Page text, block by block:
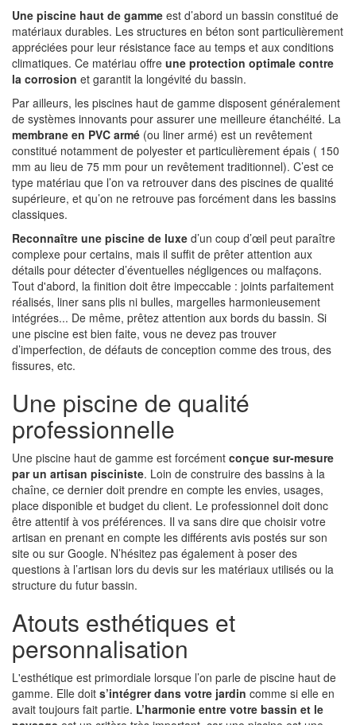
Une piscine haut de gamme est d’abord un bassin constitué de
matériaux durables. Les structures en béton sont particulièrement
appréciées pour leur résistance face au temps et aux conditions
climatiques. Ce matériau offre une protection optimale contre
la corrosion et garantit la longévité du bassin.
Par ailleurs, les piscines haut de gamme disposent généralement
de systèmes innovants pour assurer une meilleure étanchéité. La
membrane en PVC armé (ou liner armé) est un revêtement
constitué notamment de polyester et particulièrement épais ( 150
mm au lieu de 75 mm pour un revêtement traditionnel). C’est ce
type matériau que l’on va retrouver dans des piscines de qualité
supérieure, et qu’on ne retrouve pas forcément dans les bassins
classiques.
Reconnaître une piscine de luxe d’un coup d’œil peut paraître
complexe pour certains, mais il suffit de prêter attention aux
détails pour détecter d’éventuelles négligences ou malfaçons.
Tout d'abord, la finition doit être impeccable : joints parfaitement
réalisés, liner sans plis ni bulles, margelles harmonieusement
intégrées... De même, prêtez attention aux bords du bassin. Si
une piscine est bien faite, vous ne devez pas trouver
d’imperfection, de défauts de conception comme des trous, des
fissures, etc.
Une piscine de qualité
professionnelle
Une piscine haut de gamme est forcément conçue sur-mesure
par un artisan pisciniste. Loin de construire des bassins à la
chaîne, ce dernier doit prendre en compte les envies, usages,
place disponible et budget du client. Le professionnel doit donc
être attentif à vos préférences. Il va sans dire que choisir votre
artisan en prenant en compte les différents avis postés sur son
site ou sur Google. N’hésitez pas également à poser des
questions à l’artisan lors du devis sur les matériaux utilisés ou la
structure du futur bassin.
Atouts esthétiques et
personnalisation
L'esthétique est primordiale lorsque l’on parle de piscine haut de
gamme. Elle doit s’intégrer dans votre jardin comme si elle en
avait toujours fait partie. L’harmonie entre votre bassin et le